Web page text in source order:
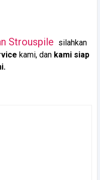
Strouspile silahkan
kami, dan kami siap